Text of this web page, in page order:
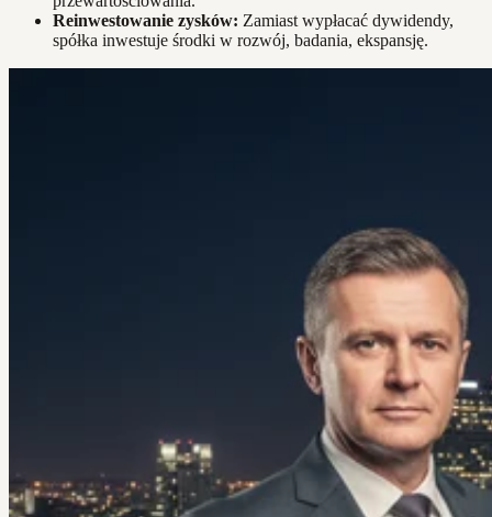
Reinwestowanie zysków: Zamiast wypłacać dywidendy,
spółka inwestuje środki w rozwój, badania, ekspansję.